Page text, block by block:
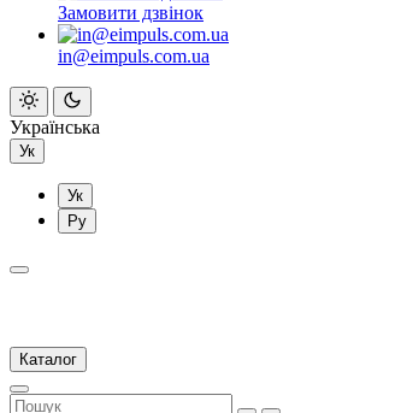
Замовити дзвінок
in@eimpuls.com.ua
Українська
Ук
Ук
Ру
Каталог